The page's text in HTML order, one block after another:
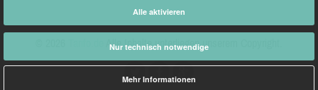
Alle aktivieren
Nur technisch notwendige
Mehr Informationen
Alle Inhalte unterliegen unserem Copyright.